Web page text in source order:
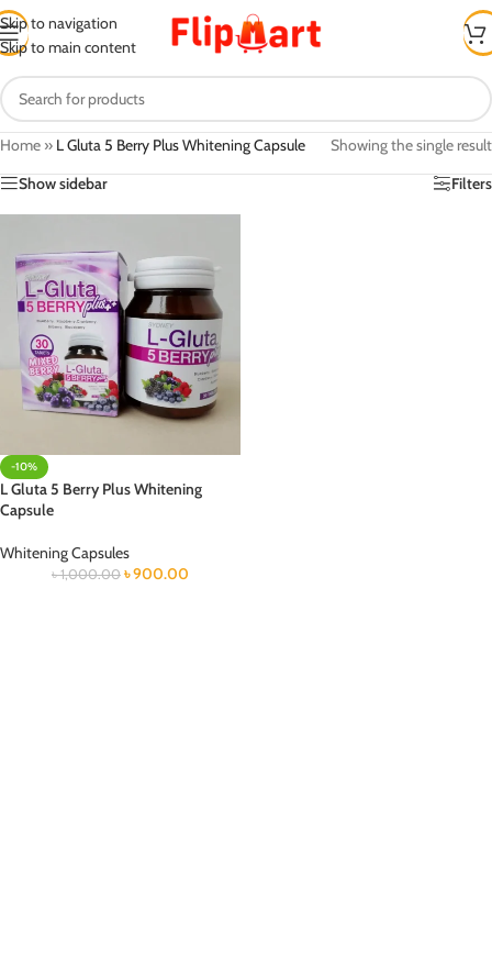
Skip to navigation
Skip to main content
Home » L Gluta 5 Berry Plus Whitening Capsule
Showing the single result
Show sidebar
Filters
-10%
L Gluta 5 Berry Plus Whitening
Capsule
Whitening Capsules
৳1,000.00 ৳900.00